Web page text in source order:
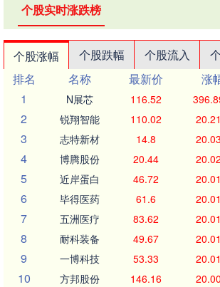
个股实时涨跌榜
个股涨幅 个股跌幅 个股流入
排名
名称 最新价 涨
1
N展芯 116.52
2 锐翔智能 110.02
3 志特新材 14.8
4 博腾股份 20.44
5 近岸蛋白 46.72
6 毕得医药 61.6
7 五洲医疗 83.62
8 耐科装备 49.67
9 一博科技 53.33
10 方邦股份 146.16